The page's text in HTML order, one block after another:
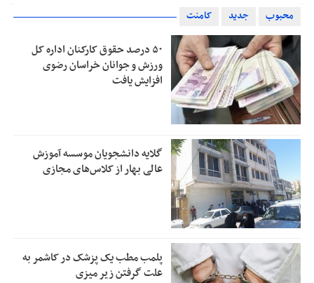
محبوب جدید کامنت
۵۰ درصد حقوق کارکنان اداره کل
ورزش و جوانان خراسان رضوی
افزایش یافت
گلایه دانشجویان موسسه آموزش
عالی بهار از کلاس‌های مجازی
پلمب مطب یک پزشک در کاشمر به
علت گرفتن زیر میزی